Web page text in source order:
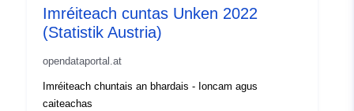
Imréiteach cuntas Unken 2022
(Statistik Austria)
opendataportal.at
Imréiteach chuntais an bhardais - Ioncam agus
caiteachas